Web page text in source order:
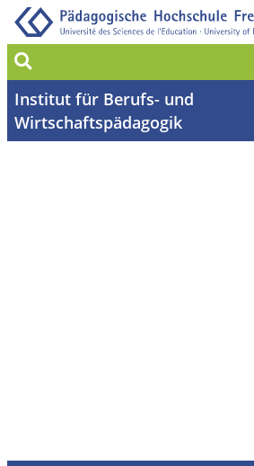
Suche
Institut für Berufs- und
Wirtschaftspädagogik